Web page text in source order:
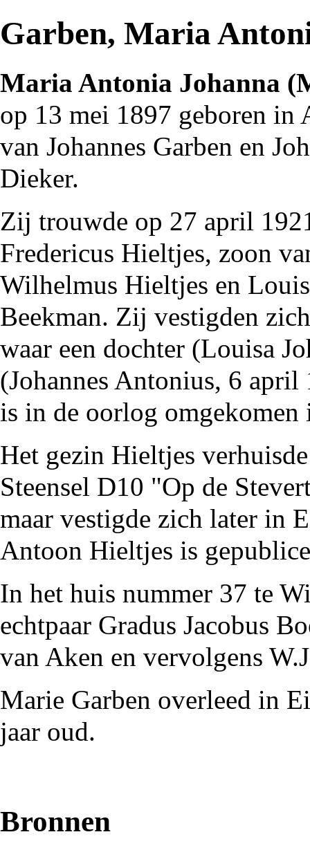
Garben, Maria
Maria Antonia Johanna
op 13 mei 1897 geboren in
van Johannes Garben en
Dieker.
Zij trouwde op 27 april
Fredericus Hieltjes, zoon
Wilhelmus Hieltjes en
Beekman. Zij vestigden
waar een dochter (Louisa
(Johannes Antonius, 6 april
is in de oorlog omgekomen
Het gezin Hieltjes
Steensel D10 "Op de
maar vestigde zich later in
Antoon Hieltjes is
In het huis nummer 37 te
echtpaar Gradus Jacobus
van Aken en vervolgens
Marie Garben overleed in
jaar oud.
Bronnen